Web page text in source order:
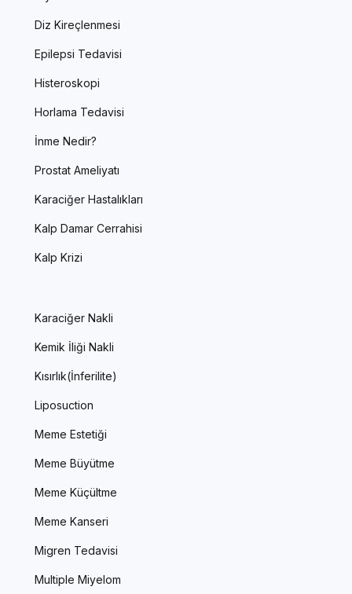
Diz Kireçlenmesi
Epilepsi Tedavisi
Histeroskopi
Horlama Tedavisi
İnme Nedir?
Prostat Ameliyatı
Karaciğer Hastalıkları
Kalp Damar Cerrahisi
Kalp Krizi
Karaciğer Nakli
Kemik İliği Nakli
Kısırlık(İnferilite)
Liposuction
Meme Estetiği
Meme Büyütme
Meme Küçültme
Meme Kanseri
Migren Tedavisi
Multiple Miyelom